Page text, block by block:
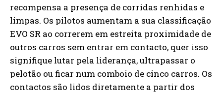
recompensa a presença de corridas renhidas e
limpas. Os pilotos aumentam a sua classificação
EVO SR ao correrem em estreita proximidade de
outros carros sem entrar em contacto, quer isso
signifique lutar pela liderança, ultrapassar o
pelotão ou ficar num comboio de cinco carros. Os
contactos são lidos diretamente a partir dos